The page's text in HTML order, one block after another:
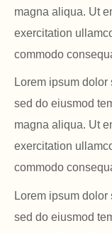
magna aliqua. Ut
exercitation
commodo
Lorem ipsum
sed do eiusmod
magna aliqua. Ut
exercitation
commodo
Lorem ipsum
sed do eiusmod